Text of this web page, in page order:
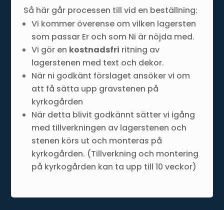
Så här går processen till vid en beställning:
Vi kommer överense om vilken lagersten
som passar Er och som Ni är nöjda med.
Vi gör en kostnadsfri ritning av
lagerstenen med text och dekor.
När ni godkänt förslaget ansöker vi om
att få sätta upp gravstenen på
kyrkogården
När detta blivit godkännt sätter vi igång
med tillverkningen av lagerstenen och
stenen körs ut och monteras på
kyrkogården. (Tillverkning och montering
på kyrkogården kan ta upp till 10 veckor)